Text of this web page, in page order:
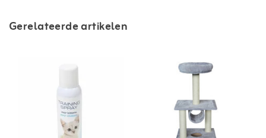
Gerelateerde artikelen